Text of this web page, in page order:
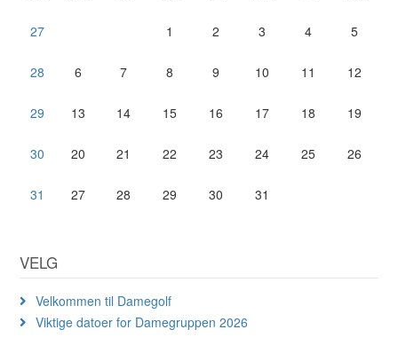
27 1 2 3 4 5
28 6 7 8 9 10 11 12
29 13 14 15 16 17 18 19
30 20 21 22 23 24 25 26
31 27 28 29 30 31
VELG
Velkommen til Damegolf
Viktige datoer for Damegruppen 2026